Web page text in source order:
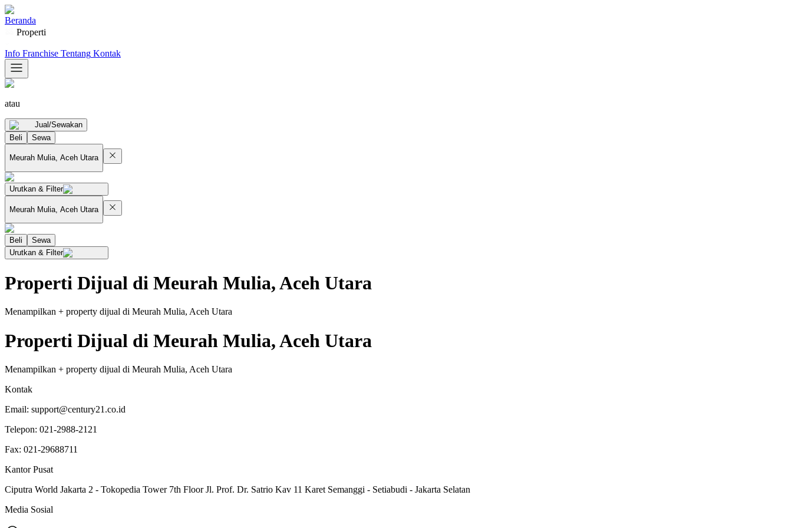
Beranda
Properti
Info Franchise Tentang Kontak
atau
Jual/Sewakan
Beli
Sewa
Meurah Mulia, Aceh Utara
Urutkan & Filter
Meurah Mulia, Aceh Utara
Beli
Sewa
Urutkan & Filter
Properti Dijual di Meurah Mulia, Aceh Utara
Menampilkan + property dijual di Meurah Mulia, Aceh Utara
Properti Dijual di Meurah Mulia, Aceh Utara
Menampilkan + property dijual di Meurah Mulia, Aceh Utara
Kontak
Email: support@century21.co.id
Telepon: 021-2988-2121
Fax: 021-29688711
Kantor Pusat
Ciputra World Jakarta 2 - Tokopedia Tower 7th Floor Jl. Prof. Dr. Satrio Kav 11 Karet Semanggi - Setiabudi - Jakarta Selatan
Media Sosial